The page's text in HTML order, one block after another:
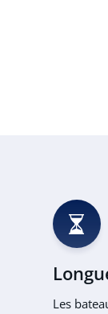
Les